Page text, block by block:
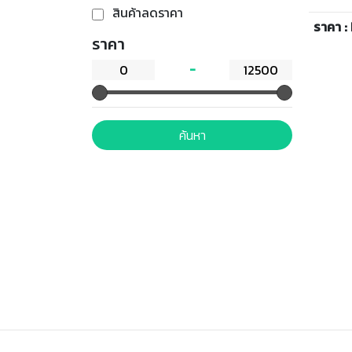
สินค้าลดราคา
ราคา
ค้นหา
เดียว เ
BPA
ราคา